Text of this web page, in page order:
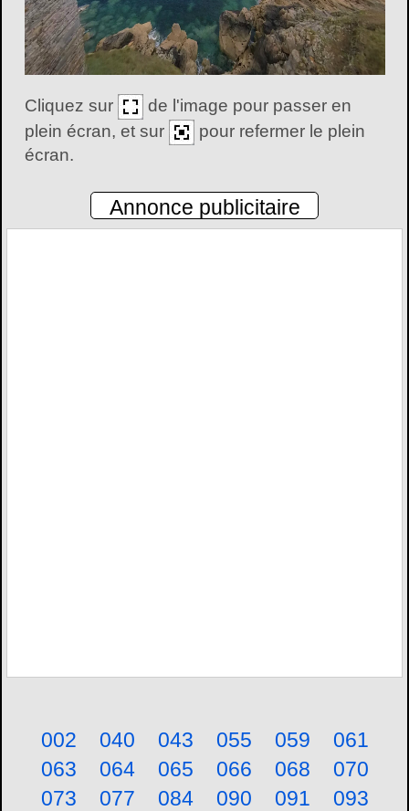
Cliquez sur
de l'image pour passer en
plein écran, et sur
pour refermer le plein
écran.
Annonce publicitaire
002 040 043 055 059
061
063
064 065 066 068
070
073
077 084 090 091
093